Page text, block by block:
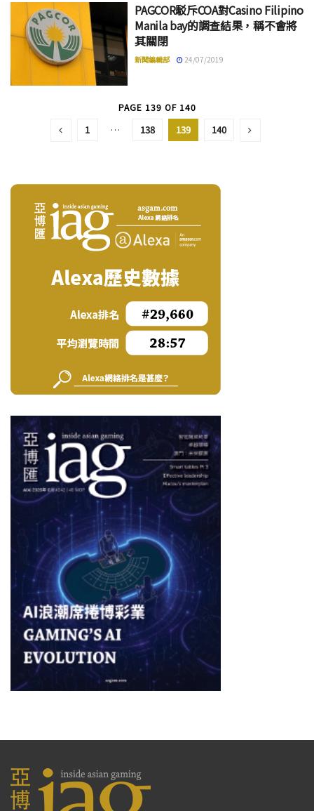
PAGCOR駁斥COA對Casino Filipino
Manila bay的調查結果，稱不會將
其關閉
新聞編輯部 24/07/2019
PAGE 139 OF 140
1 … 138 139 140